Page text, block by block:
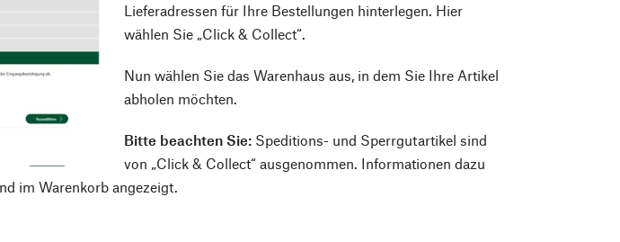
Lieferadressen für Ihre Bestellungen hinterlegen. Hier
wählen Sie „Click & Collect“.
Nun wählen Sie das Warenhaus aus, in dem Sie Ihre Artikel
abholen möchten.
Bitte beachten Sie: Speditions- und Sperrgutartikel sind
von „Click & Collect“ ausgenommen. Informationen dazu
im Warenkorb angezeigt.